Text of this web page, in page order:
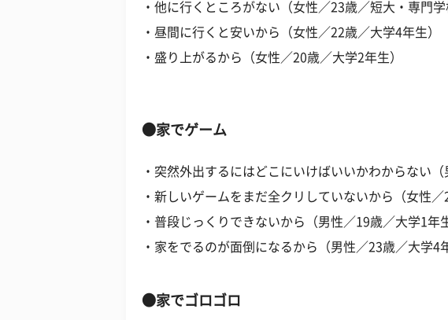
・他に行くところがない（女性／23歳／短大・専門学
・昼間に行くと安いから（女性／22歳／大学4年生）
・盛り上がるから（女性／20歳／大学2年生）
●家でゲーム
・突然外出するにはどこにいけばいいかわからない（
・新しいゲームをまだ全クリしていないから（女性／
・普段じっくりできないから（男性／19歳／大学1年
・家をでるのが面倒になるから（男性／23歳／大学4
●家でゴロゴロ